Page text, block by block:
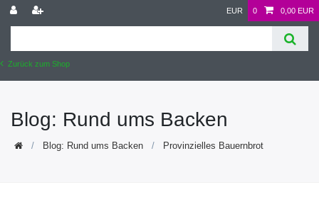
Zurück zum Shop
EUR 0 0,00 EUR
Blog: Rund ums Backen
Blog: Rund ums Backen Provinzielles Bauernbrot